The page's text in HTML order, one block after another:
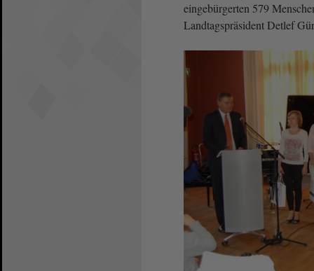
eingebürgerten 579
Landtagspräsident Detlef